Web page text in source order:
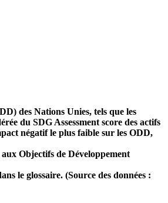
des Nations Unies, tels que les
du SDG Assessment score des actifs
négatif le plus faible sur les ODD,
Objectifs de Développement
le glossaire. (Source des données :